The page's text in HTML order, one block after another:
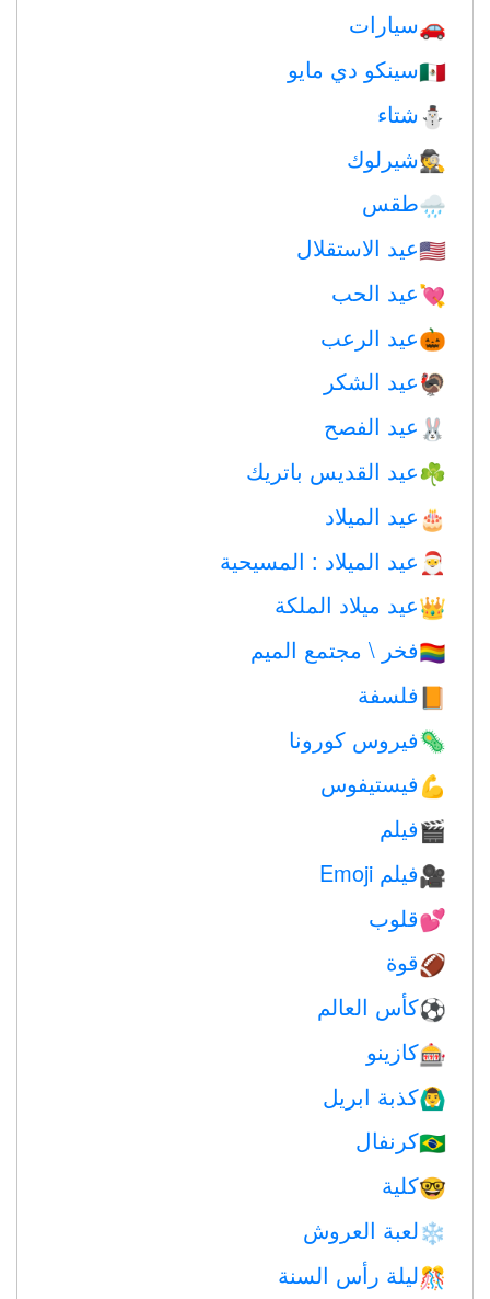
🚗سيارات
🇲🇽سينكو دي مايو
⛄ شتاء
🕵️شيرلوك
🌧طقس
🇺🇸عيد الاستقلال
💘عيد الحب
🎃عيد الرعب
🦃عيد الشكر
🐰 عيد الفصح
☘️عيد القديس باتريك
🎂 عيد الميلاد
🎅 عيد الميلاد : المسيحية
👑عيد ميلاد الملكة
🏳️‍🌈فخر \ مجتمع الميم
📙 فلسفة
🦠فيروس كورونا
💪 فيستيفوس
🎬فيلم
🎥فيلم Emoji
💕قلوب
🏈قوة
⚽كأس العالم
🎰كازينو
🙆‍♂️كذبة ابريل
🇧🇷كرنفال
🤓كلية
❄️لعبة العروش
🎊ليلة رأس السنة